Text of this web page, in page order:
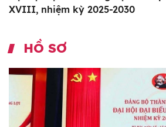
XVIII, nhiệm kỳ 2025-2030
HỒ SƠ